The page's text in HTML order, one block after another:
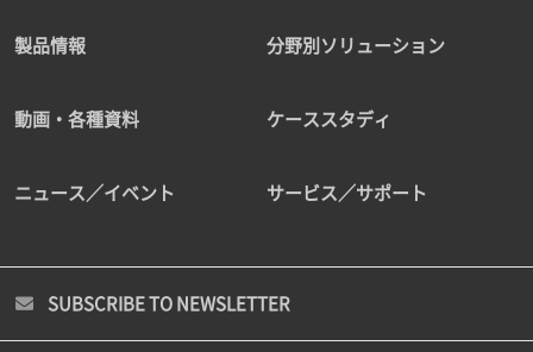
製品情報 分野別ソリューション
動画・各種資料 ケーススタディ
ニュース／イベント サービス／サポート
SUBSCRIBE TO NEWSLETTER